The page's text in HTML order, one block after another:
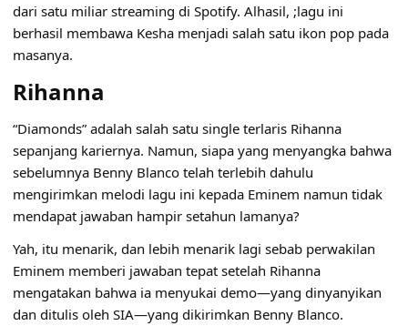
dari satu miliar streaming di Spotify. Alhasil, ;lagu ini
berhasil membawa Kesha menjadi salah satu ikon pop pada
masanya.
Rihanna
“Diamonds” adalah salah satu single terlaris Rihanna
sepanjang kariernya. Namun, siapa yang menyangka bahwa
sebelumnya Benny Blanco telah terlebih dahulu
mengirimkan melodi lagu ini kepada Eminem namun tidak
mendapat jawaban hampir setahun lamanya?
Yah, itu menarik, dan lebih menarik lagi sebab perwakilan
Eminem memberi jawaban tepat setelah Rihanna
mengatakan bahwa ia menyukai demo—yang dinyanyikan
dan ditulis oleh SIA—yang dikirimkan Benny Blanco.